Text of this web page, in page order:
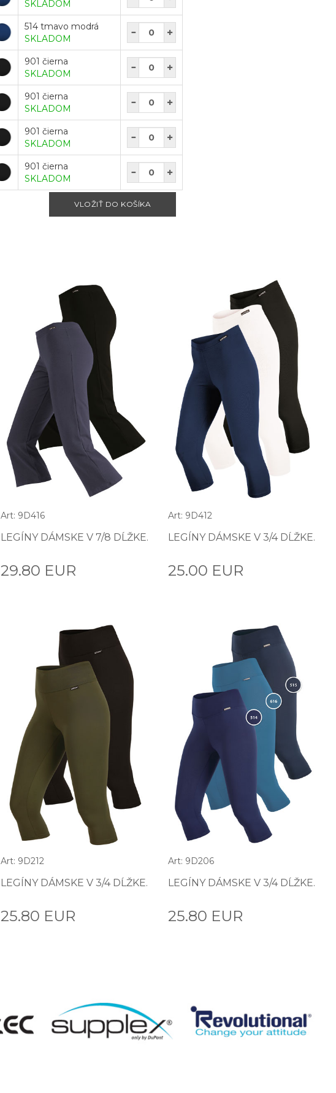
SKLADOM
514 tmavo modrá
SKLADOM
901 čierna
SKLADOM
901 čierna
SKLADOM
901 čierna
SKLADOM
901 čierna
SKLADOM
Art: 9D416
LEGÍNY DÁMSKE V 7/8 DĹŽKE.
29.80 EUR
Art: 9D412
LEGÍNY DÁMSKE V 3/4 DĹŽKE.
25.00 EUR
Art: 9D212
LEGÍNY DÁMSKE V 3/4 DĹŽKE.
25.80 EUR
Art: 9D206
LEGÍNY DÁMSKE V 3/4 DĹŽKE.
25.80 EUR